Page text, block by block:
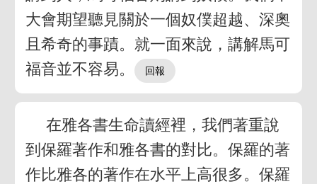
大會期望聽見關於一個奴僕超越、深奧
且希奇的事蹟。就一面來說，講解馬可
福音並不容易。
在雅各書生命讀經裡，我們著重說
到保羅著作和雅各書的對比。保羅的著
作比雅各的著作在水平上高很多。保羅